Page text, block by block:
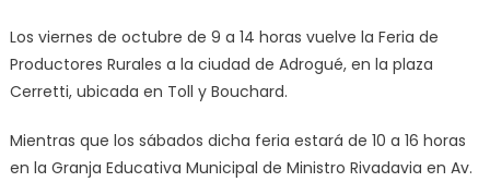
Los viernes de octubre de 9 a 14 horas vuelve la Feria de
Productores Rurales a la ciudad de Adrogué, en la plaza
Cerretti, ubicada en Toll y Bouchard.
Mientras que los sábados dicha feria estará de 10 a 16 horas
en la Granja Educativa Municipal de Ministro Rivadavia en Av.